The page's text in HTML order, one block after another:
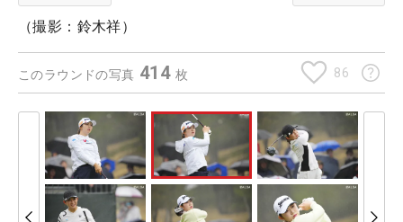
（撮影：鈴木祥）
このラウンドの写真 414 枚 86